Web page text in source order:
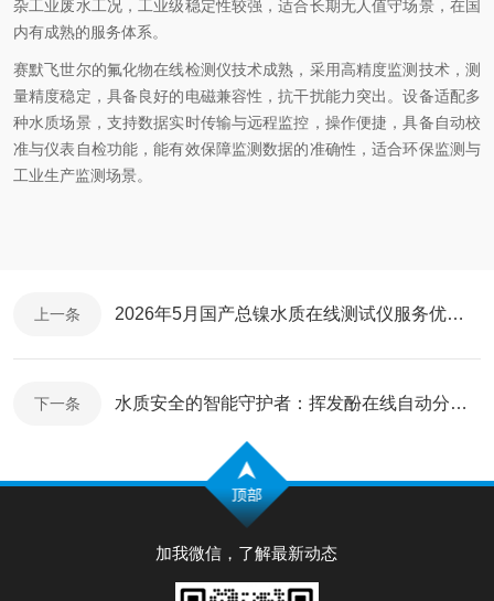
杂工业废水工况，工业级稳定性较强，适合长期无人值守场景，在国
内有成熟的服务体系。
赛默飞世尔的氟化物在线检测仪技术成熟，采用高精度监测技术，测
量精度稳定，具备良好的电磁兼容性，抗干扰能力突出。设备适配多
种水质场景，支持数据实时传输与远程监控，操作便捷，具备自动校
准与仪表自检功能，能有效保障监测数据的准确性，适合环保监测与
工业生产监测场景。
上一条 2026年5月国产总镍水质在线测试仪服务优质品牌推荐​
下一条 水质安全的智能守护者：挥发酚在线自动分析仪的科技价值
加我微信，了解最新动态